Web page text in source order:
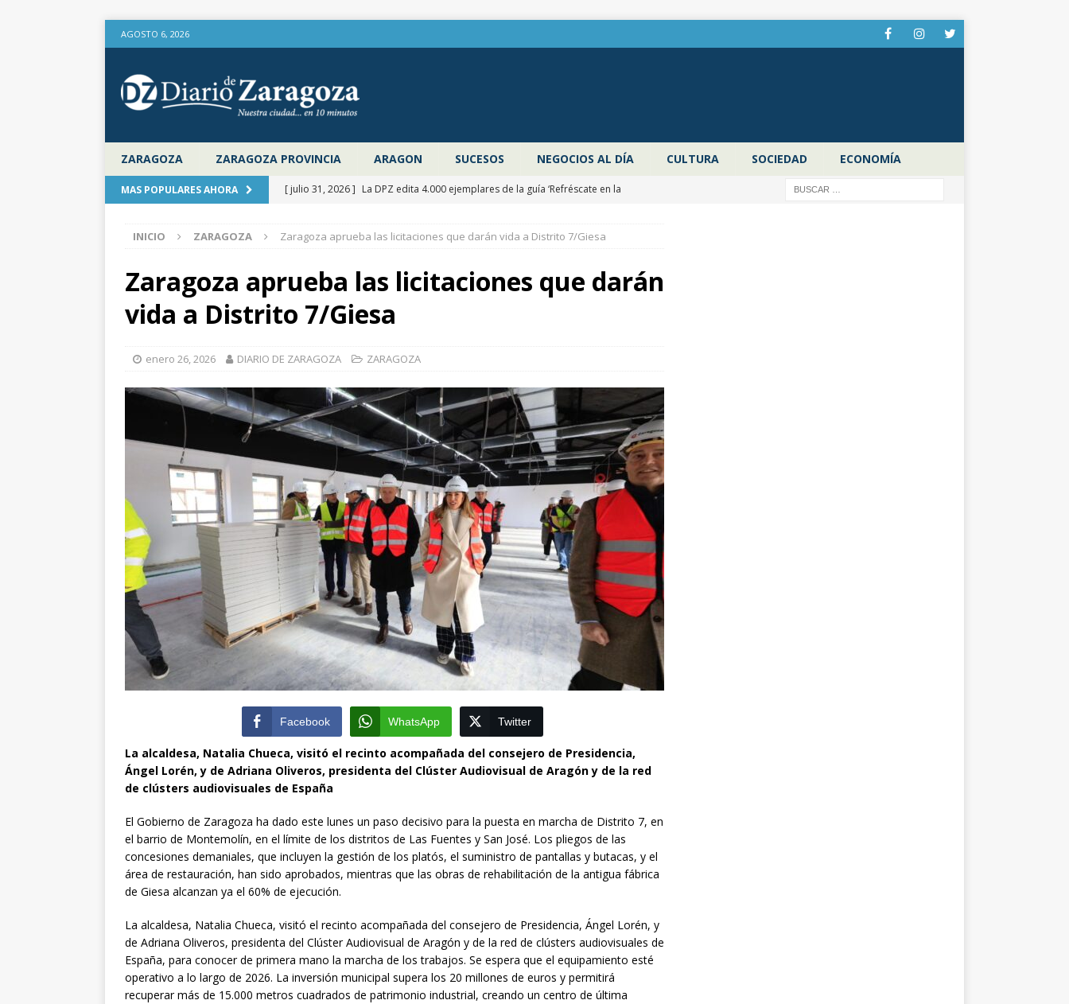
AGOSTO 6, 2026
ZARAGOZA ZARAGOZA PROVINCIA ARAGON SUCESOS NEGOCIOS AL DÍA CULTURA SOCIEDAD ECONOMÍA
MAS POPULARES AHORA [ julio 31, 2026 ] La DPZ edita 4.000 ejemplares de la guía ‘Refréscate en la
aire libre en el verano
ZARAGOZA PROVINCIA
[ julio 31, 2026 ]
Pancho Varona abre este sábado el Festival Veruela Verano de
CULTURA
[ julio 31, 2026 ] Zaragoza congela un año más los impuestos municipales y
de Santiago de la catedral de Tarazona tras una inversión de 304.000 euros
ZARAGOZA PROVINCIA
La Policía Nacional detiene a tres jóvenes a los que
interceptaron poco después de robar en el interior de más de media docena de
vehículos
ZARAGOZA
INICIO ZARAGOZA Zaragoza aprueba las licitaciones que darán vida a Distrito 7/Giesa
Zaragoza aprueba las licitaciones que darán
vida a Distrito 7/Giesa
enero 26, 2026 DIARIO DE ZARAGOZA ZARAGOZA
Facebook WhatsApp Twitter
La alcaldesa, Natalia Chueca, visitó el recinto acompañada del consejero de Presidencia,
Ángel Lorén, y de Adriana Oliveros, presidenta del Clúster Audiovisual de Aragón y de la red
de clústers audiovisuales de España
El Gobierno de Zaragoza ha dado este lunes un paso decisivo para la puesta en marcha de Distrito 7, en
el barrio de Montemolín, en el límite de los distritos de Las Fuentes y San José. Los pliegos de las
concesiones demaniales, que incluyen la gestión de los platós, el suministro de pantallas y butacas, y el
área de restauración, han sido aprobados, mientras que las obras de rehabilitación de la antigua fábrica
de Giesa alcanzan ya el 60% de ejecución.
La alcaldesa, Natalia Chueca, visitó el recinto acompañada del consejero de Presidencia, Ángel Lorén, y
de Adriana Oliveros, presidenta del Clúster Audiovisual de Aragón y de la red de clústers audiovisuales de
España, para conocer de primera mano la marcha de los trabajos. Se espera que el equipamiento esté
operativo a lo largo de 2026. La inversión municipal supera los 20 millones de euros y permitirá
recuperar más de 15.000 metros cuadrados de patrimonio industrial, creando un centro de última